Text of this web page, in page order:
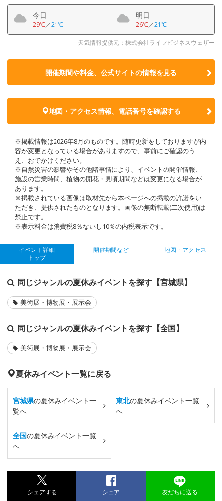
今日
29℃／21℃
明日
26℃／21℃
天気情報提供元：株式会社ライフビジネスウェザー
開催期間や料金、公式サイトの情報を見る
地図・アクセス情報、電話番号を確認する
※掲載情報は2026年8月のものです。随時更新をしておりますが内
容が変更となっている場合がありますので、事前にご確認のう
え、おでかけください。
※自然災害の影響やその他諸事情により、イベントの開催情報、
施設の営業時間、植物の開花・見頃期間などは変更になる場合が
あります。
※掲載されている画像は取材先から本ページへの掲載の許諾をい
ただき、提供されたものとなります。画像の無断転載(二次使用)は
禁止です。
※表示料金は消費税8％ないし10％の内税表示です。
イベント詳細
トップ
開催期間など 地図・アクセス
同じジャンルの夏休みイベントを探す【宮城県】
美術展・博物展・展示会
同じジャンルの夏休みイベントを探す【全国】
美術展・博物展・展示会
夏休みイベント一覧に戻る
宮城県の夏休みイベント一
覧へ
東北の夏休みイベント一覧
へ
全国の夏休みイベント一覧
へ
シェアする シェア 友だちに送る